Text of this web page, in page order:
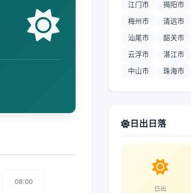
08:00
江门市 揭阳市
梅州市 清远市
汕尾市 韶关市
云浮市 湛江市
中山市 珠海市
日出日落
日出